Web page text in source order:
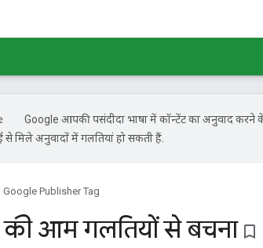
Google आपकी पसंदीदा भाषा में कॉन्टेंट का अनुवाद करने
मिले अनुवादों में गलतियां हो सकती हैं.
Google Publisher Tag
आम गलतियों से बचना bookmark_border